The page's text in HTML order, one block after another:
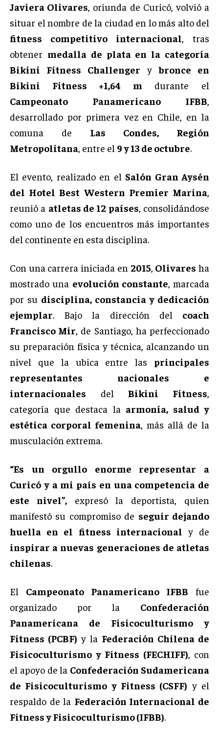
Javiera Olivares, oriunda de Curicó, volvió a
situar el nombre de la ciudad en lo más alto del
fitness competitivo internacional, tras
obtener medalla de plata en la categoría
Bikini Fitness Challenger ybronce en
Bikini Fitness +1,64 m durante el
Campeonato Panamericano IFBB,
desarrollado por primera vez en Chile, en la
comuna de Las Condes, Región
Metropolitana, entre el 9 y 13 de octubre.
El evento, realizado en el Salón Gran Aysén
del Hotel Best Western Premier Marina,
reunió a atletas de 12 países, consolidándose
como uno de los encuentros más importantes
del continente en esta disciplina.
Con una carrera iniciada en 2015, Olivares ha
mostrado una evolución constante, marcada
por su disciplina, constancia y dedicación
ejemplar. Bajo la dirección del coach
Francisco Mir, de Santiago, ha perfeccionado
su preparación física y técnica, alcanzando un
nivel que la ubica entre las principales
representantes nacionales e
internacionales delBikini Fitness,
categoría que destaca la armonía, salud y
estética corporal femenina, más allá de la
musculación extrema.
“Es un orgullo enorme representar a
Curicó y a mi país en una competencia de
este nivel”,expresó la deportista, quien
manifestó su compromiso de seguir dejando
huella en el fitness internacional y de
inspirar a nuevas generaciones de atletas
chilenas.
El Campeonato Panamericano IFBB fue
organizado por la Confederación
Panamericana de Fisicoculturismo y
Fitness (PCBF) y la Federación Chilena de
Fisicoculturismo y Fitness (FECHIFF), con
el apoyo de la Confederación Sudamericana
de Fisicoculturismo y Fitness (CSFF) y el
respaldo de la Federación Internacional de
Fitness y Fisicoculturismo (IFBB).